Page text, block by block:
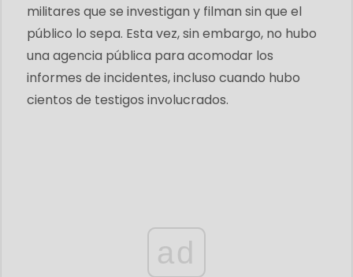
militares que se investigan y filman sin que el
público lo sepa. Esta vez, sin embargo, no hubo
una agencia pública para acomodar los
informes de incidentes, incluso cuando hubo
cientos de testigos involucrados.
ad